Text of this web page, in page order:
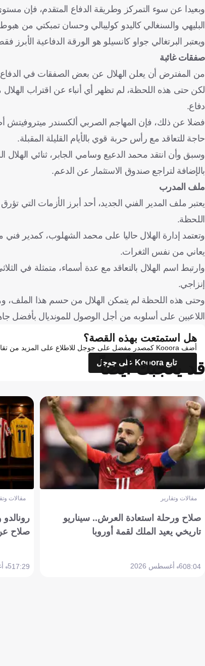
وبعيدا عن سوء التمركز وطريقة الدفاع المتقدم، فإن
البليهي والسنغالي كاليدو كوليبالي وحسان تمبكتي من
ويعتبر البرتغالي جواو كانسيلو هو الورقة الدفاعية
صفقات غائبة
من المفترض أن يعلن الهلال عن بعض الصفقات في
لكن حتى هذه اللحظة، لم تظهر أي أنباء عن اقتراب
دفاع.
فضلا عن ذلك، فإن المهاجم الصربي ألكسندر ميتروفيتش
حاجة للتعاقد مع رأس حربة قوي بالأيام القليلة المقبلة.
وسبق وأن انتقد محمد الدعيع وسامي الجابر، ثنائي
بالإضافة لتراجع صندوق الاستثمار عن الدعم.
ملف المدرب
يعتبر ملف المدير الفني الجديد، أحد أبرز الأزمات
اللحظة.
وتعتمد إدارة الهلال حاليا على محمد الشهلوب، كمدير
يعاني من نفس الثغرات.
وارتبط اسم الهلال بالتعاقد مع عدة أسماء، متمثلة في
إنزاجي.
وحتى هذه اللحظة لم يتمكن الهلال من حسم هذا الملف،
اللاعبين على أسلوبه من أجل الوصول للمونديال بأفضل
هل استمتعت بهذه القصة؟
أضف Kooora كمصدر مفضل على جوجل للاطلاع على المزيد من تقاريرنا
تابع Kooora على جوجل
قد يعجبك أيضاً
مقالات وتقارير
صلاح ورحلة استعادة العرش.. سيناريو
تاريخي يعيد الملك لقمة أوروبا
08:046 أغسطس 2026
مقالات
صلاح
17:295 أغسطس 2026